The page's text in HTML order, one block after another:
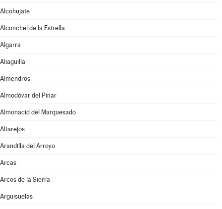
Alcohujate
Alconchel de la Estrella
Algarra
Aliaguilla
Almendros
Almodóvar del Pinar
Almonacid del Marquesado
Altarejos
Arandilla del Arroyo
Arcas
Arcos de la Sierra
Arguisuelas